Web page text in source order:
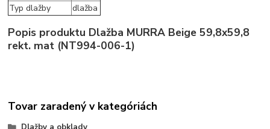
Typ dlažby
dlažba
Popis produktu Dlažba MURRA Beige 59,8x59,8
rekt. mat (NT994-006-1)
Tovar zaradený v kategóriách